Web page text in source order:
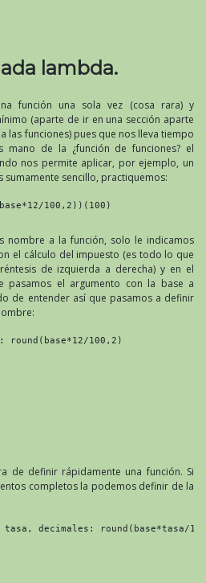
lambda.
función una sola vez (cosa rara) y
(aparte de ir en una sección aparte
las funciones) pues que nos lleva tiempo
mano de la ¿función de funciones? el
nos permite aplicar, por ejemplo, un
sumamente sencillo, practiquemos:
100,2))(100)
nombre a la función, solo le indicamos
el cálculo del impuesto (es todo lo que
de izquierda a derecha) y en el
pasamos el argumento con la base a
de entender así que pasamos a definir
round(base*12/100,2)
de definir rápidamente una función. Si
completos la podemos definir de la
tasa, decimales: round(base*tasa/